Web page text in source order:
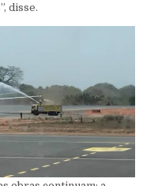
disse.